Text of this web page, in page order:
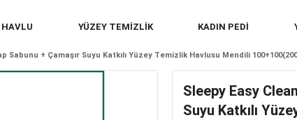
YÜZEY TEMİZLİK KADIN PEDİ
Sabunu + Çamaşır Suyu Katkılı Yüzey Temizlik Havlusu Mendili
Sleepy Easy
Suyu Katkılı